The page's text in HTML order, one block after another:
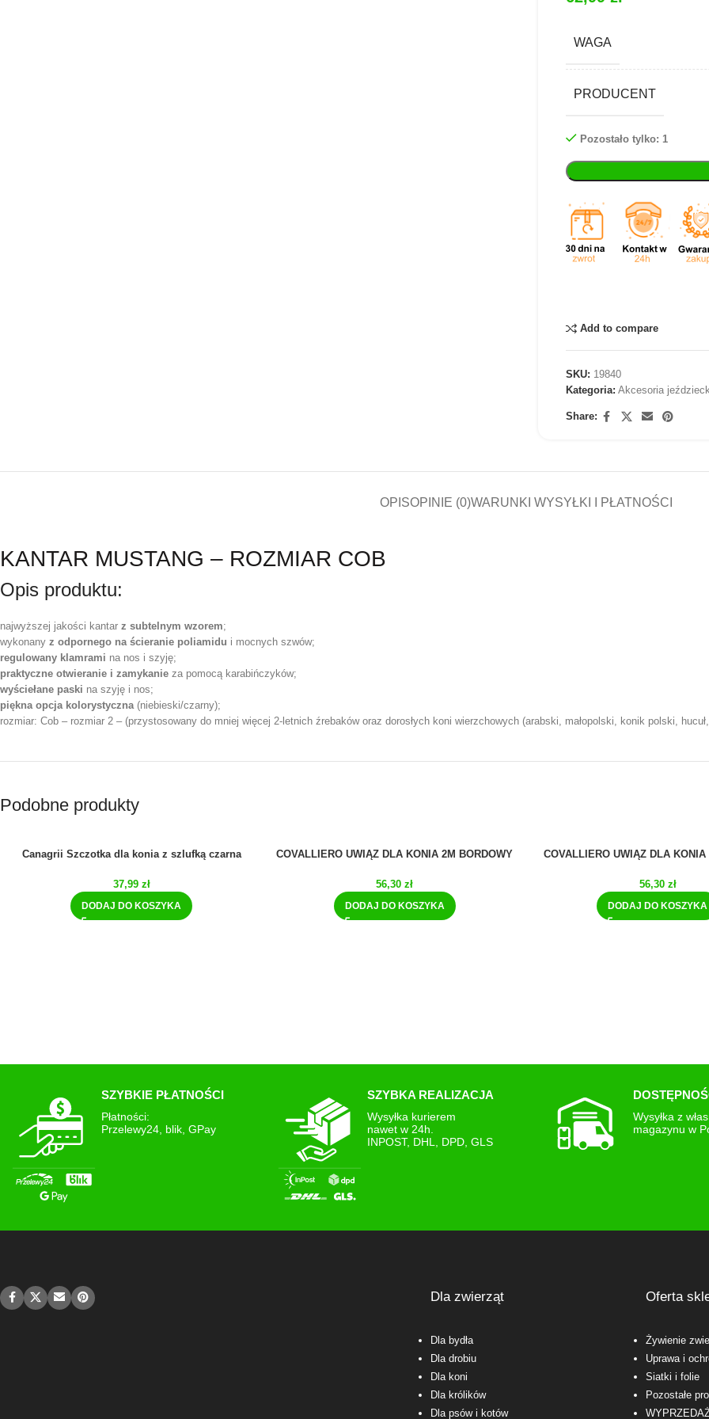
WAGA
PRODUCENT
Pozostało tylko: 1
Add to compare
SKU: 19840
Kategoria: Akcesoria
Share:
OPISOPINIE (0)WARUNKI WYSYŁKI I PŁATNOŚCI
KANTAR MUSTANG – ROZMIAR COB
Opis produktu:
najwyższej jakości kantar z subtelnym wzorem;
wykonany z odpornego na ścieranie poliamidu i mocnych szwów;
regulowany klamrami na nos i szyję;
praktyczne otwieranie i zamykanie za pomocą karabińczyków;
wyściełane paski na szyję i nos;
piękna opcja kolorystyczna (niebieski/czarny);
rozmiar: Cob – rozmiar 2 – (przystosowany do mniej więcej 2-letnich źrebaków oraz dorosłych koni wierzchowych (arabski, małopolski, konik polski,
Podobne produkty
Canagrii Szczotka dla konia z szlufką czarna
37,99 zł
DODAJ DO KOSZYKA
COVALLIERO UWIĄZ DLA KONIA 2M BORDOWY
56,30zł
DODAJ DO KOSZYKA
COVALLIERO UWIĄZ DLA
56,30 zł
DODAJ DO KOSZYKA
SZYBKIE PŁATNOŚCI
Płatności:
Przelewy24, blik, GPay
SZYBKA REALIZACJA
Wysyłka kurierem
nawet w 24h.
INPOST, DHL, DPD, GLS
Wysyłka z
magazynu w
Dla zwierząt
Dla bydła
Dla drobiu
Dla koni
Dla królików
Dla psów i kotów
Oferta
Żywienie
Uprawa i
Siatki i folie
Pozostałe